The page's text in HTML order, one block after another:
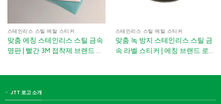
스테인리스 스틸 메탈 스티커
맞춤 에칭 스테인리스 스틸 금속
명판 | 빨간 3M 접착제 브랜드 로
스테인리스 스틸 메탈 스티커
맞춤 녹 방지 스테인리스 스틸 금
속 라벨 스티커 | 에칭 브랜드 로
JTT 로고 소개